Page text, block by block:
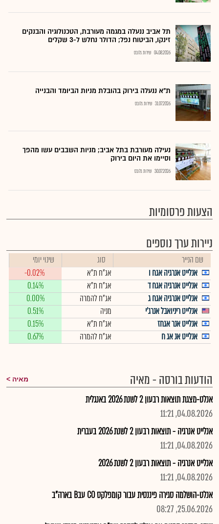
תל אביב ננעלה במגמה מעורבת, הטכנולוגיה והבנקים
זינקו, הביטוח נפל; הדולר נחלש ל-3 שקלים
04.08.2026 שירות גלובס
ת"א ננעלה בירוק בהובלת מניות הביומד והבנייה
31.07.2026 שירות גלובס
נעילה מעורבת בתל אביב; מניות השבבים עשו מהפך
וסיימו את היום בירוק
30.07.2026 שירות גלובס
הצעות פרסומיות
ניירות ערך נוספים
שם הנייר סוג
שינוי יומי
אנלייט אנרגיה אגח ו
אג"ח ת"א
-0.02%
אנלייט אנרגיה אגח ד
אג"ח ת"א
0.14%
אנלייט אנרגיה אגח ג
אג"ח להמרה
0.00%
אנלייט ריניואבל אנרג'י
מניה
0.51%
אנלייט אנר אגחז
אג"ח ת"א
0.15%
אנלייט אנ אג ח
אג"ח להמרה 0.67%
הודעות בורסה - מאיה מאיה
אנלט-מצגת תוצאות רבעון 2 לשנת 2026 באנגלית
04.08.2026, 11:21
אנלייט אנרגיה - תוצאות רבעון 2 לשנת 2026 בעברית
04.08.2026, 11:21
אנלייט אנרגיה - תוצאות רבעון 2 לשנת 2026
04.08.2026, 11:21
אנלט-הושלמה סגירה פיננסית עבור קומפלקס CO עבB בארה"ב
25.06.2026, 08:27